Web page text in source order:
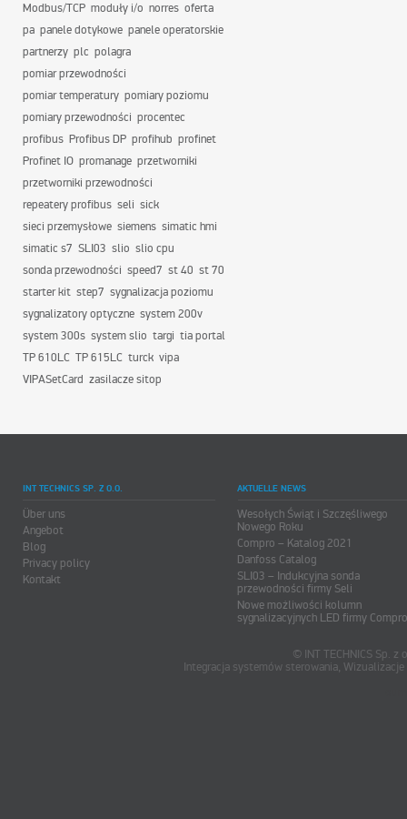
Modbus/TCP moduły i/o norres oferta
pa panele dotykowe panele operatorskie
partnerzy plc polagra
pomiar przewodności
pomiar temperatury pomiary poziomu
pomiary przewodności procentec
profibus Profibus DP profihub profinet
Profinet IO promanage przetworniki
przetworniki przewodności
repeatery profibus seli sick
sieci przemysłowe siemens simatic hmi
simatic s7 SLI03 slio slio cpu
sonda przewodności speed7 st 40 st 70
starter kit step7 sygnalizacja poziomu
sygnalizatory optyczne system 200v
system 300s system slio targi tia portal
TP 610LC TP 615LC turck vipa
VIPASetCard zasilacze sitop
INT TECHNICS SP. Z O.O.
Über uns
Angebot
Blog
Privacy policy
Kontakt
AKTUELLE NEWS
Wesołych Świąt i Szczęśliwego
Nowego Roku
Compro – Katalog 2021
Danfoss Catalog
SLI03 – Indukcyjna sonda
przewodności firmy Seli
Nowe możliwości kolumn
sygnalizacyjnych LED firmy
© INT TECHNICS Sp.
Integracja systemów sterowania,